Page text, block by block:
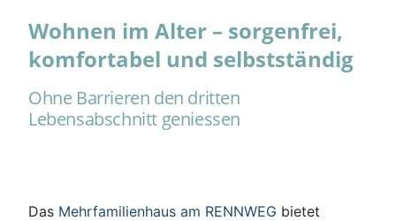
Wohnen im Alter – sorgenfrei,
komfortabel und selbstständig
Ohne Barrieren den dritten
Lebensabschnitt geniessen
Das Mehrfamilienhaus am RENNWEG bietet